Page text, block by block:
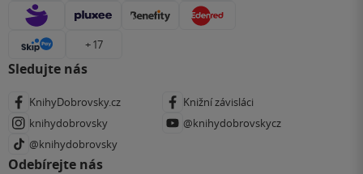
+ 17
Sledujte nás
KnihyDobrovsky.cz
Knižní závisláci
knihydobrovsky
@knihydobrovskycz
@knihydobrovsky
Odebírejte nás